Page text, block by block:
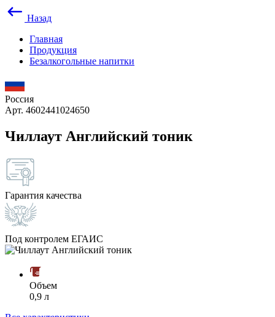
Назад
Главная
Продукция
Безалкогольные напитки
Россия
Арт. 4602441024650
Чиллаут Английский тоник
Гарантия качества
Под контролем ЕГАИС
Объем
0,9 л